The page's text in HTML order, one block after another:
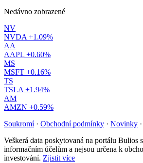
Nedávno zobrazené
NV
NVDA +1.09%
AA
AAPL +0.60%
MS
MSFT +0.16%
TS
TSLA +1.94%
AM
AMZN +0.59%
Soukromí · Obchodní podmínky · Novinky ·
Veškerá data poskytovaná na portálu Bulios
informačním účelům a nejsou určena k
investování. Zjistit více